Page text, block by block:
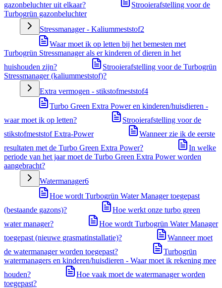
gazonbeluchter uit elkaar?
Strooierafstelling voor de
Turbogrün gazonbeluchter
Stressmanager - Kaliummeststof2
Waar moet ik op letten bij het bemesten met
Turbogrün Stressmanager als er kinderen of dieren in het
huishouden zijn?
Strooierafstelling voor de Turbogrün
Stressmanager (kaliummeststof)?
Extra vermogen - stikstofmeststof4
Turbo Green Extra Power en kinderen/huisdieren -
waar moet ik op letten?
Strooierafstelling voor de
stikstofmeststof Extra-Power
Wanneer zie ik de eerste
resultaten met de Turbo Green Extra Power?
In welke
periode van het jaar moet de Turbo Green Extra Power worden
aangebracht?
Watermanager6
Hoe wordt Turbogrün Water Manager toegepast
(bestaande gazons)?
Hoe werkt onze turbo green
water manager?
Hoe wordt Turbogrün Water Manager
toegepast (nieuwe grasmatinstallatie)?
Wanneer moet
de watermanager worden toegepast?
Turbogrün
watermanagers en kinderen/huisdieren - Waar moet ik rekening mee
houden?
Hoe vaak moet de watermanager worden
toegepast?